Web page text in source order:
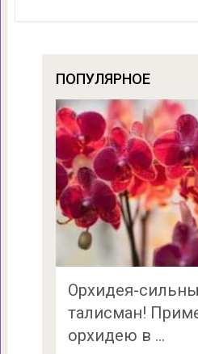
ПОПУЛЯРНОЕ
Орхидея-
талисман!
орхидею в …